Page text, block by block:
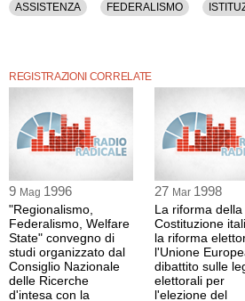
La registrazione audio di questo convegno ha
ASSISTENZA FEDERALISMO
REGISTRAZIONI CORRELATE
9 Mag 1996
"Regionalismo,
Federalismo, Welfare
State" convegno di
studi organizzato dal
Consiglio Nazionale
delle Ricerche
d'intesa con la
27 Mar 1998
La riforma della
Costituzione
la riforma
l'Unione
dibattito sulle
elettorali per
l'elezione del